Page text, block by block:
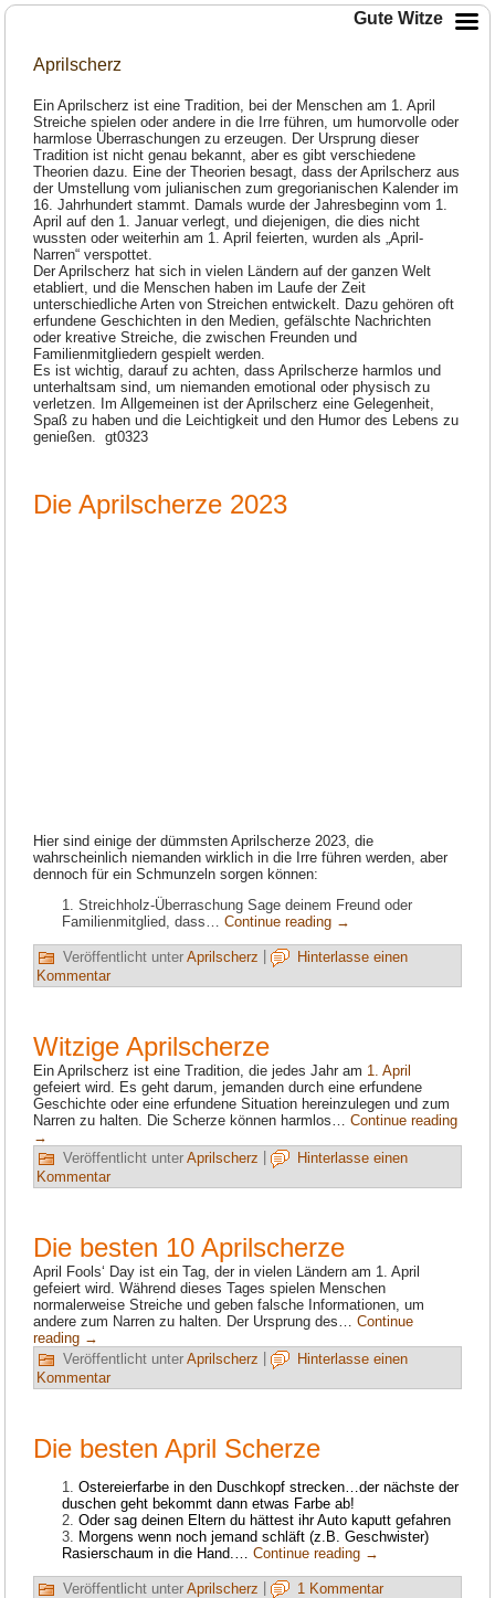
Aprilscherz
Ein Aprilscherz ist eine Tradition, bei der Menschen am 1. April
Streiche spielen oder andere in die Irre führen, um humorvolle oder
harmlose Überraschungen zu erzeugen. Der Ursprung dieser
Tradition ist nicht genau bekannt, aber es gibt verschiedene
Theorien dazu. Eine der Theorien besagt, dass der Aprilscherz aus
der Umstellung vom julianischen zum gregorianischen Kalender im
16. Jahrhundert stammt. Damals wurde der Jahresbeginn vom 1.
April auf den 1. Januar verlegt, und diejenigen, die dies nicht
wussten oder weiterhin am 1. April feierten, wurden als „April-
Narren“ verspottet.
Der Aprilscherz hat sich in vielen Ländern auf der ganzen Welt
etabliert, und die Menschen haben im Laufe der Zeit
unterschiedliche Arten von Streichen entwickelt. Dazu gehören oft
erfundene Geschichten in den Medien, gefälschte Nachrichten
oder kreative Streiche, die zwischen Freunden und
Familienmitgliedern gespielt werden.
Es ist wichtig, darauf zu achten, dass Aprilscherze harmlos und
unterhaltsam sind, um niemanden emotional oder physisch zu
verletzen. Im Allgemeinen ist der Aprilscherz eine Gelegenheit,
Spaß zu haben und die Leichtigkeit und den Humor des Lebens zu
genießen. gt0323
Die Aprilscherze 2023
Hier sind einige der dümmsten Aprilscherze 2023, die
wahrscheinlich niemanden wirklich in die Irre führen werden, aber
dennoch für ein Schmunzeln sorgen können:
Streichholz-Überraschung Sage deinem Freund oder
Familienmitglied, dass…Continue reading →
Veröffentlicht unter Aprilscherz |
Hinterlasse einen
Kommentar
Witzige Aprilscherze
Ein Aprilscherz ist eine Tradition, die jedes Jahr am 1. April
gefeiert wird. Es geht darum, jemanden durch eine erfundene
Geschichte oder eine erfundene Situation hereinzulegen und zum
Narren zu halten. Die Scherze können harmlos…Continue reading
→
Veröffentlicht unter Aprilscherz |
Hinterlasse einen
Kommentar
Die besten 10 Aprilscherze
April Fools‘ Day ist ein Tag, der in vielen Ländern am 1. April
gefeiert wird. Während dieses Tages spielen Menschen
normalerweise Streiche und geben falsche Informationen, um
andere zum Narren zu halten. Der Ursprung des…Continue
reading →
Veröffentlicht unter Aprilscherz |
Hinterlasse einen
Kommentar
Die besten April Scherze
Ostereierfarbe in den Duschkopf strecken…der nächste der
duschen geht bekommt dann etwas Farbe ab!
Oder sag deinen Eltern du hättest ihr Auto kaputt gefahren
Morgens wenn noch jemand schläft (z.B. Geschwister)
Rasierschaum in die Hand.…Continue reading →
Veröffentlicht unter Aprilscherz | 1 Kommentar
Gute Witze